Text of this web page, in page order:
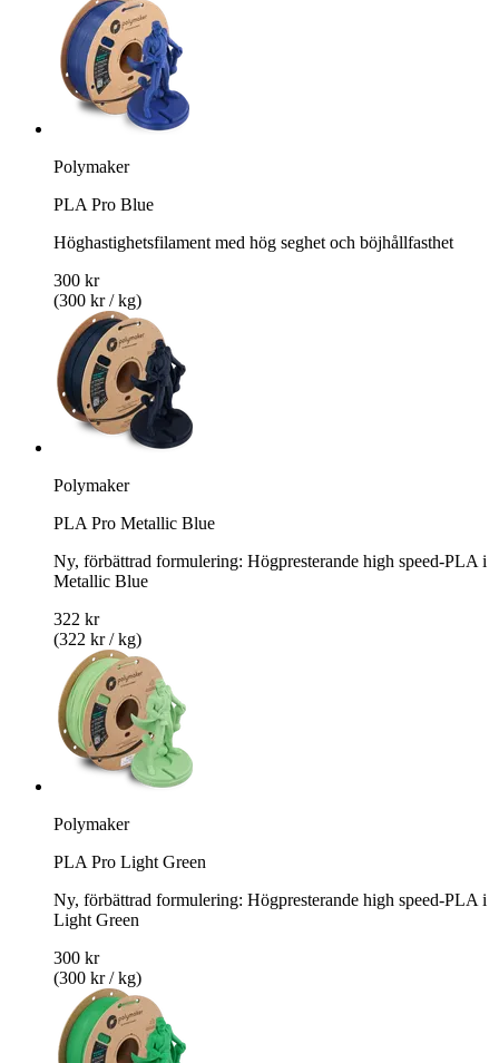
Polymaker
PLA Pro Blue
Höghastighetsfilament med hög seghet och böjhållfasthet
300 kr
(300 kr / kg)
Polymaker
PLA Pro Metallic Blue
Ny, förbättrad formulering: Högpresterande high speed-PLA i
Metallic Blue
322 kr
(322 kr / kg)
Polymaker
PLA Pro Light Green
Ny, förbättrad formulering: Högpresterande high speed-PLA i
Light Green
300 kr
(300 kr / kg)